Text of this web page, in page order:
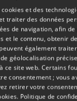
et des
traiter des données
de navigation, afin
et le contenu, obtenir
peuvent également
géolocalisation
ce site web. Certains
consentement ; vous
retirer votre
. Politique de